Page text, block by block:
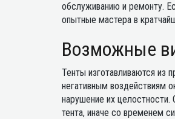
обслуживанию и ремонту.
опытные мастера в
Возможные
Тенты изготавливаются из
негативным воздействиям
нарушение их
тента, иначе со временем